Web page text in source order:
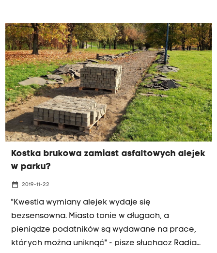
Kostka brukowa zamiast asfaltowych alejek
w parku?
date_range 2019-11-22
"Kwestia wymiany alejek wydaje się
bezsensowna. Miasto tonie w długach, a
pieniądze podatników są wydawane na prace,
których można uniknąć" - pisze słuchacz Radia